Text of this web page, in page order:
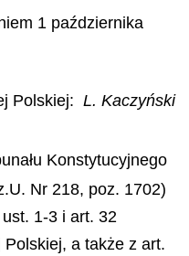
1 października
Polskiej: L. Kaczyński
Konstytucyjnego
Nr 218, poz. 1702)
1-3 i art. 32
a także z art.